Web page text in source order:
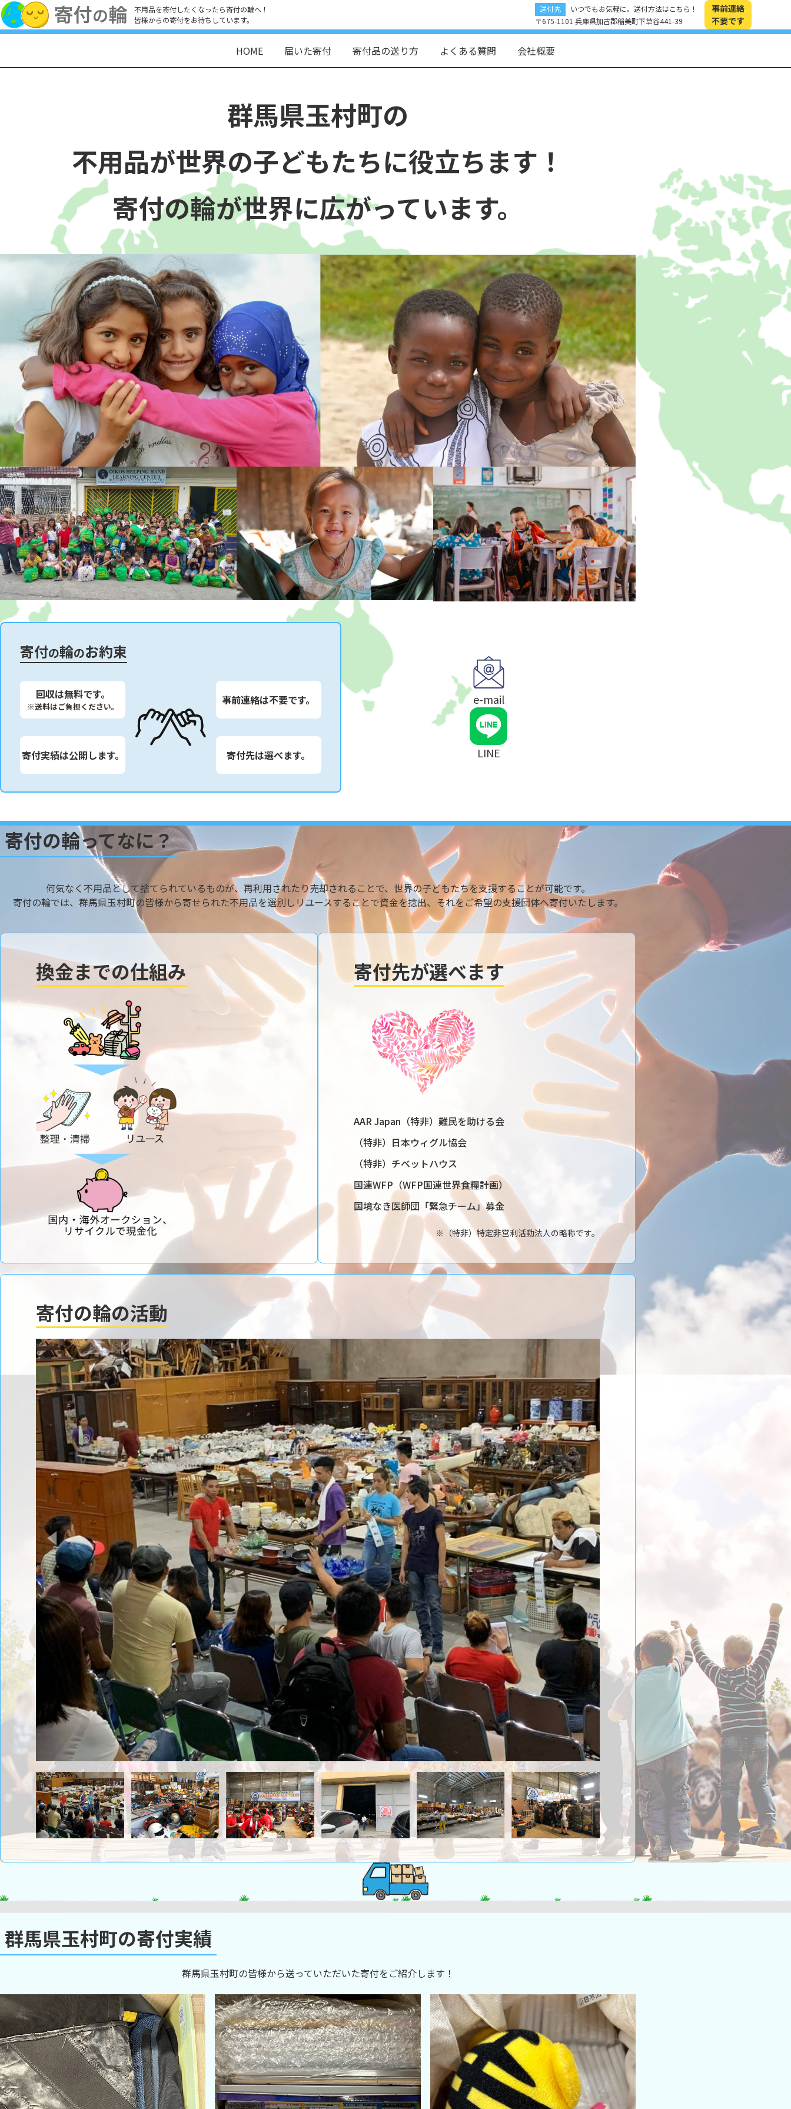
不用品を寄付したくなったら寄付の輪へ！
皆様からの寄付をお待ちしています。
送付先
いつでもお気軽に。送付方法はこちら！
〒675-1101 兵庫県加古郡稲美町下草谷441-39
事前連絡
不要です
HOME 届いた寄付 寄付品の送り方 よくある質問 会社概要
群馬県玉村町の
不用品が世界の子どもたちに役立ちます！
寄付の輪が世界に広がっています。
寄付の輪のお約束
回収は無料です。
※送料はご負担ください。 事前連絡は不要です。
寄付実績は公開します。 寄付先は選べます。
e-mail
LINE
寄付の輪ってなに？
何気なく不用品として捨てられているものが、再利用されたり売却されることで、世界の子どもたちを支援することが可能です。
寄付の輪では、群馬県玉村町の皆様から寄せられた不用品を選別しリユースすることで資金を捻出、それをご希望の支援団体へ寄付いたします。
換金までの仕組み 寄付先が選べます
AAR Japan（特非）難民を助ける会
（特非）日本ウィグル協会
（特非）チベットハウス
国連WFP（WFP国連世界食糧計画）
国境なき医師団「緊急チーム」募金
※（特非）特定非営利活動法人の略称です。
寄付の輪の活動
群馬県玉村町の寄付実績
群馬県玉村町の皆様から送っていただいた寄付をご紹介します！